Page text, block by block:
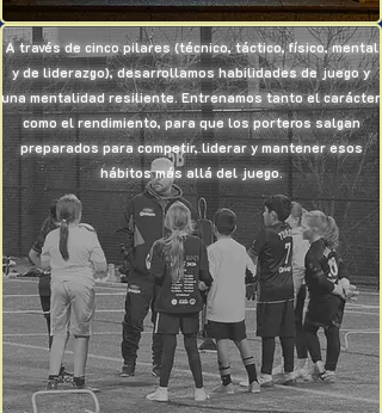
A través de cinco pilares (técnico, táctico, físico, mental
y de liderazgo), desarrollamos habilidades de juego y
una mentalidad resiliente. Entrenamos tanto el carácter
como el rendimiento, para que los porteros salgan
preparados para competir, liderar y mantener esos
hábitos más allá del juego.